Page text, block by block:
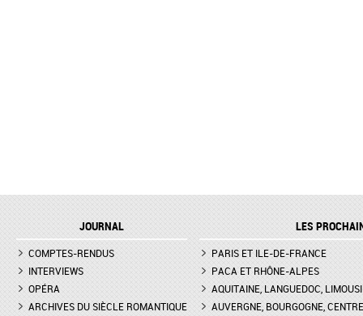
JOURNAL
COMPTES-RENDUS
INTERVIEWS
OPÉRA
ARCHIVES DU SIÈCLE ROMANTIQUE
LES
PARIS ET ILE-DE-FRANCE
PACA ET RHÔNE-ALPES
AQUITAINE, LANGUEDOC,
AUVERGNE, BOURGOGNE, CENTRE